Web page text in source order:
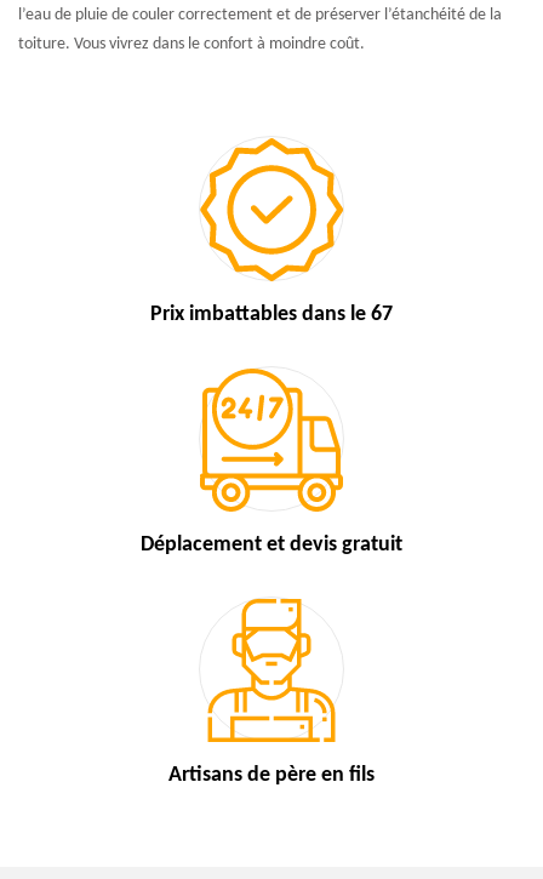
l’eau de pluie de couler correctement et de préserver l’étanchéité de la
toiture. Vous vivrez dans le confort à moindre coût.
Prix imbattables dans le 67
Déplacement et devis gratuit
Artisans de père en fils